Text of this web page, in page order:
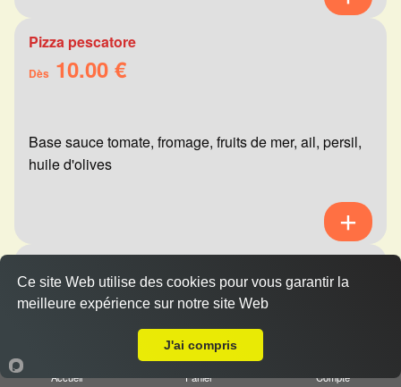
Pizza pescatore
Dès 10.00 €
Base sauce tomate, fromage, fruits de mer, ail, persil,
huile d'olives
Dès10.00 €
Base sauce tomate, fromage, viande hachée,
Accueil Panier Compte
Ce site Web utilise des cookies pour vous garantir la
meilleure expérience sur notre site Web
J'ai compris